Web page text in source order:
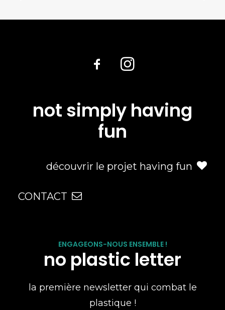
not simply having
fun
découvrir le projet having fun
CONTACT
ENGAGEONS-NOUS ENSEMBLE !
no plastic letter
la première newsletter qui combat le
plastique !